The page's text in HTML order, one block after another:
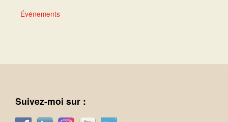
Événements
Suivez-moi sur :